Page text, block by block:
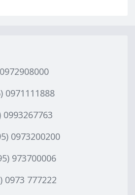
0971111888
0993267763
0973200200
973700006
0973 777222